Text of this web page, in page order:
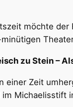
möchte der
zu Stein –
einer Zeit
im